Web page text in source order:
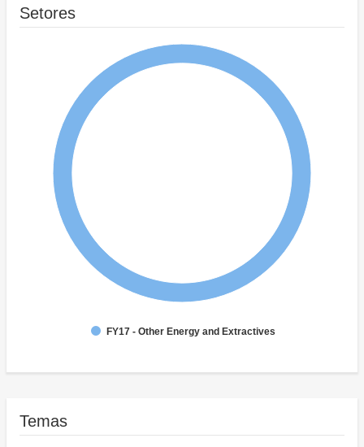
Setores
FY17 - Other Energy and Extractives
Temas